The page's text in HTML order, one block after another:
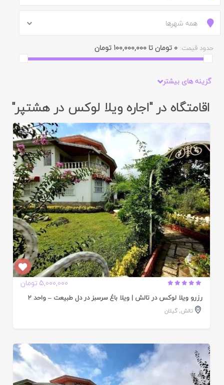
همه شهرها
حدود قیمت: 0 تومان تا 100,000,000 تومان
گزینه های بیشتر
اقامتگاه در "اجاره ویلا لوکس در هشتپر"
5,000,000 تومان
رزرو ویلا لوکس در تالش | ویلا باغ سرسبز در دل طبیعت – واحد 2
تالش,گیلان